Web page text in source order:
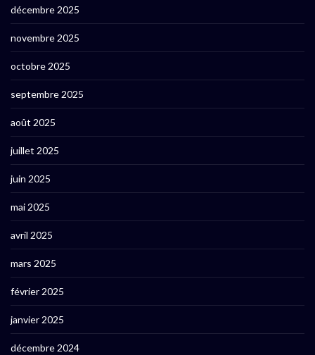
décembre 2025
novembre 2025
octobre 2025
septembre 2025
août 2025
juillet 2025
juin 2025
mai 2025
avril 2025
mars 2025
février 2025
janvier 2025
décembre 2024